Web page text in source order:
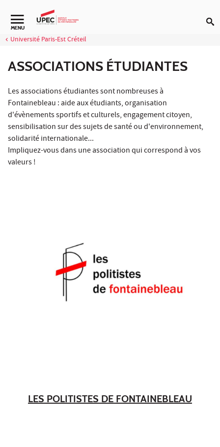
Aller au contenu
Navigation secondaire
MENU
Université Paris-Est Créteil
ASSOCIATIONS ÉTUDIANTES
Les associations étudiantes sont nombreuses à
Fontainebleau : aide aux étudiants, organisation
d'évènements sportifs et culturels, engagement citoyen,
sensibilisation sur des sujets de santé ou d'environnement,
solidarité internationale...
Impliquez-vous dans une association qui correspond à vos
valeurs !
LES POLITISTES DE FONTAINEBLEAU